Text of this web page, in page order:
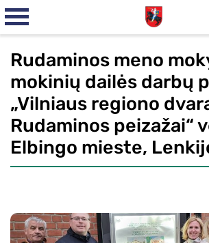
Rudaminos meno
mokinių dailės darbų
„Vilniaus regiono
Rudaminos peizažai“
Elbingo mieste,